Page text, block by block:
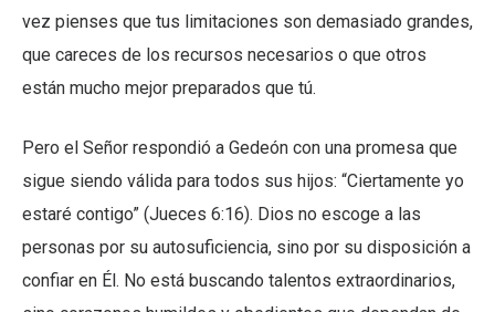
vez pienses que tus limitaciones son demasiado grandes,
que careces de los recursos necesarios o que otros
están mucho mejor preparados que tú.
Pero el Señor respondió a Gedeón con una promesa que
sigue siendo válida para todos sus hijos: “Ciertamente yo
estaré contigo” (Jueces 6:16). Dios no escoge a las
personas por su autosuficiencia, sino por su disposición a
confiar en Él. No está buscando talentos extraordinarios,